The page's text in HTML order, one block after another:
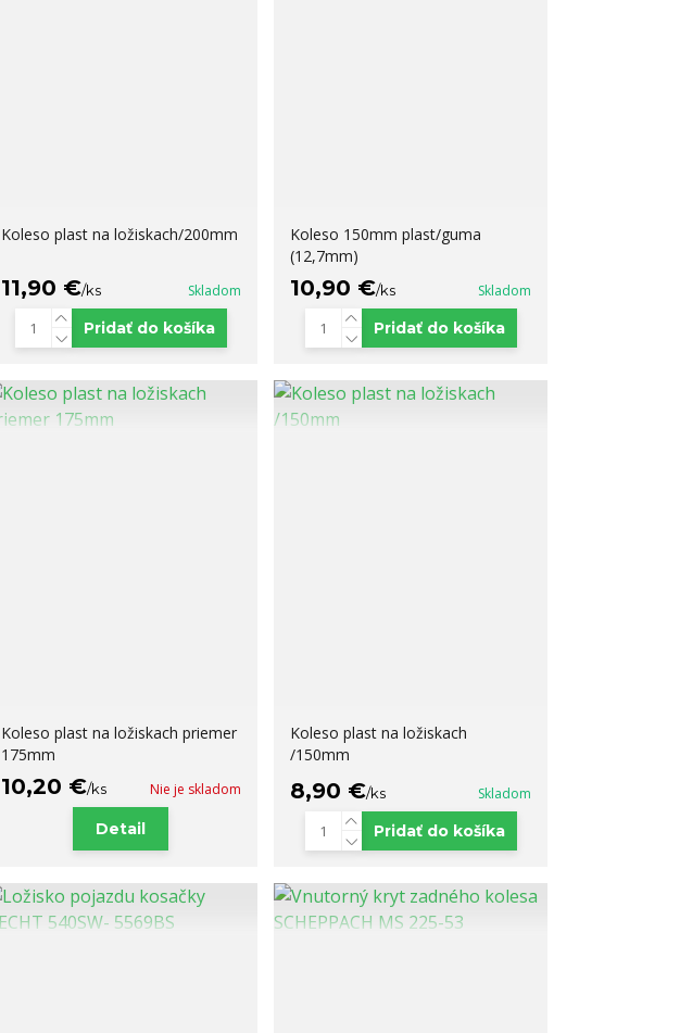
Koleso plast na ložiskach/200mm
11,90 €/ks Skladom
Pridať do košíka
Koleso 150mm plast/guma
(12,7mm)
10,90 €/ks Skladom
Pridať do košíka
Koleso plast na ložiskach priemer
175mm
10,20 €/ks Nie je skladom
Detail
Koleso plast na ložiskach
/150mm
8,90 €/ks Skladom
Pridať do košíka